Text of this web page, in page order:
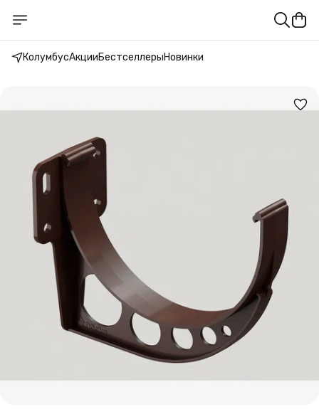
КолумбусАкцииБестселлерыНовинки